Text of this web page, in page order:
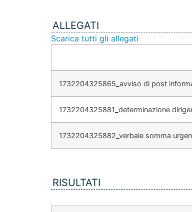
ALLEGATI
Scarica tutti gli allegati
1732204325865_avviso di post
1732204325881_determinazione
1732204325882_verbale somma
RISULTATI